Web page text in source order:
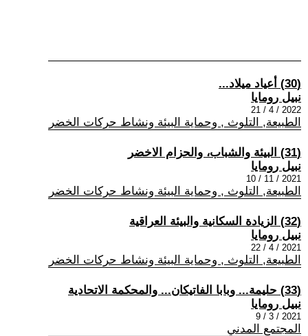
(30) أعياد ميلاد...
نبيل رومايا
2022 / 4 / 21
الطبيعة, التلوث , وحماية البيئة ونشاط حركات الخضر
(31) البيئة والشباب، والحزام الاخضر
نبيل رومايا
2021 / 11 / 10
الطبيعة, التلوث , وحماية البيئة ونشاط حركات الخضر
(32) الزيادة السكانية والبيئة العراقية
نبيل رومايا
2021 / 4 / 22
الطبيعة, التلوث , وحماية البيئة ونشاط حركات الخضر
(33) حليمة... وبابا الفاتيكان... والمحكمة الاتحادية
نبيل رومايا
2021 / 3 / 9
المجتمع المدني